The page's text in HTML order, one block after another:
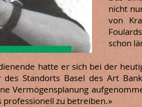
nicht
von
schon
hatte er sich bei der
Standorts Basel des Art
Vermögensplanung
professionell zu betreiben.»